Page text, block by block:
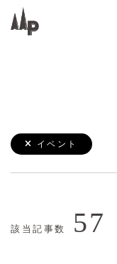
イベント
該当記事数 57